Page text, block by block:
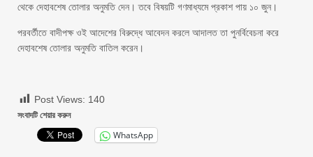
থেকে দেহাবশেষ তোলার অনুমতি দেন। তবে বিষয়টি গণমাধ্যমে প্রকাশ পায় ১০ জুন।
পরবর্তীতে বাদীপক্ষ ওই আদেশের বিরুদ্ধে আবেদন করলে আদালত তা পুনর্বিবেচনা করে
দেহাবশেষ তোলার অনুমতি বাতিল করেন।
Post Views: 140
সংবাদটি শেয়ার করুন
WhatsApp